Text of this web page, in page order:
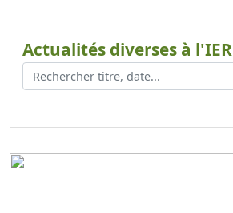
Actualités diverses à l'IER